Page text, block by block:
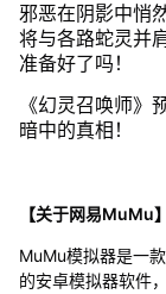
邪恶在阴影中悄
将与各路蛇灵并
准备好了吗！
《幻灵召唤师》
暗中的真相！
【关于网易MuMu】
MuMu模拟器是一
的安卓模拟器软件